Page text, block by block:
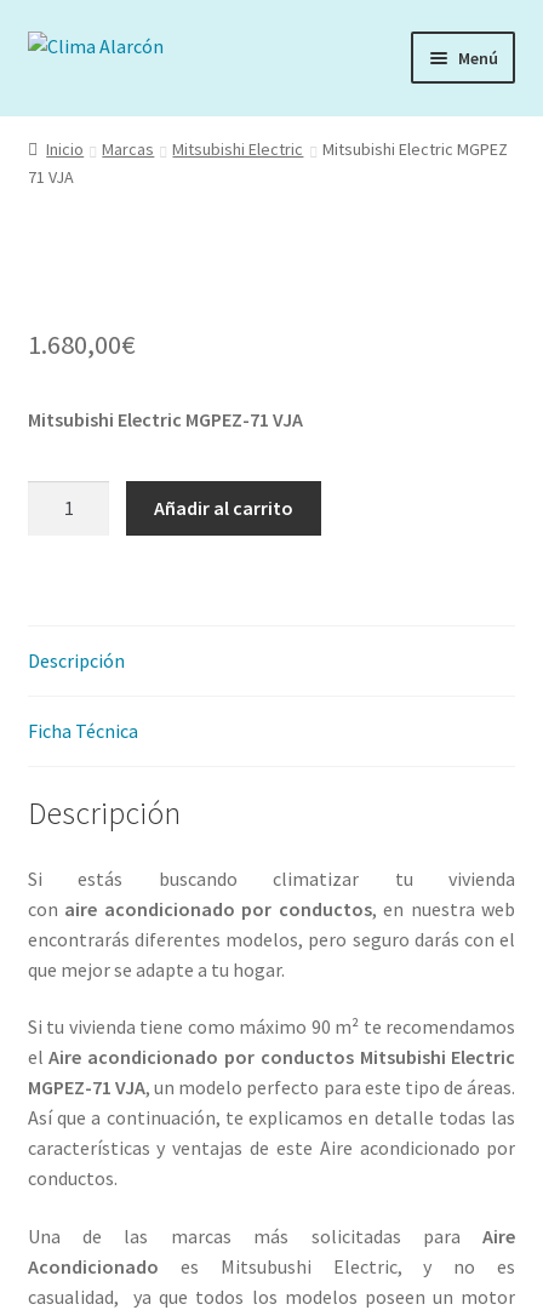
Ir
Ir
Menú
Inicio Marcas Mitsubishi Electric
Mitsubishi Electric MGPEZ
71 VJA
1.680,00€
Mitsubishi Electric MGPEZ-71 VJA
Añadir al carrito
Descripción
Ficha Técnica
Descripción
Si estás buscando climatizar tu vivienda
con aire acondicionado por conductos, en nuestra web
encontrarás diferentes modelos, pero seguro darás con el
que mejor se adapte a tu hogar.
Si tu vivienda tiene como máximo 90 m² te recomendamos
elAire acondicionado por conductos Mitsubishi Electric
MGPEZ-71 VJA, un modelo perfecto para este tipo de áreas.
Así que a continuación, te explicamos en detalle todas las
características y ventajas de este Aire acondicionado por
conductos.
Una de las marcas más solicitadas paraAire
Acondicionado es Mitsubushi Electric, y no es
casualidad, ya que todos los modelos poseen un motor